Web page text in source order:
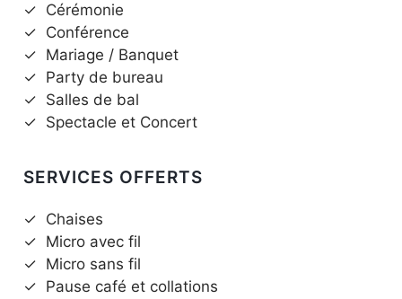
✓ Cérémonie
✓ Conférence
✓ Mariage / Banquet
✓ Party de bureau
✓ Salles de bal
✓ Spectacle et Concert
SERVICES OFFERTS
✓ Chaises
✓ Micro avec fil
✓ Micro sans fil
✓ Pause café et collations